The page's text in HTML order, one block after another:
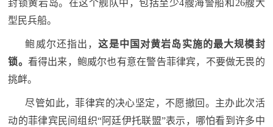
退
役
人
服
文
国
封锁黄岩岛。在这个舰队中，包括至少4艘海警船和26艘大
型民兵船。
鲍威尔还指出，这是中国对黄岩岛实施的最大规模封
锁。 看得出来，鲍威尔也有意在警告菲律宾，不要做无畏的
挑衅。
尽管如此，菲律宾的决心坚定，不愿撤回。主办此次活
动的菲律宾民间组织“阿廷伊托联盟”表示，哪怕看到许多中